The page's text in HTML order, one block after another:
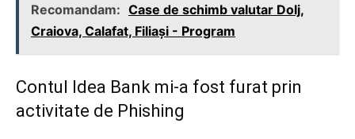
Recomandam: Case de schimb valutar Dolj,
Craiova, Calafat, Filiași - Program
Contul Idea Bank mi-a fost furat prin
activitate de Phishing